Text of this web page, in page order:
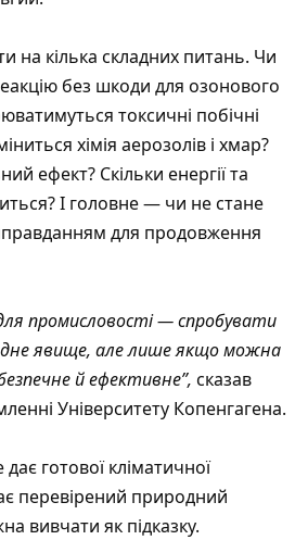
на кілька складних питань. Чи
без шкоди для озонового
токсичні побічні
хімія аерозолів і хмар?
ефект? Скільки енергії та
І головне — чи не стане
для продовження
промисловості — спробувати
явище, але лише якщо можна
й ефективне”, сказав
Університету Копенгагена.
готової кліматичної
перевірений природний
вивчати як підказку.